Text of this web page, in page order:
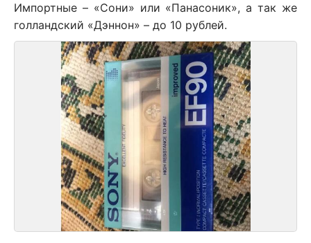
Импортные – «Сони» или «Панасоник», а так же
голландский «Дэннон» – до 10 рублей.